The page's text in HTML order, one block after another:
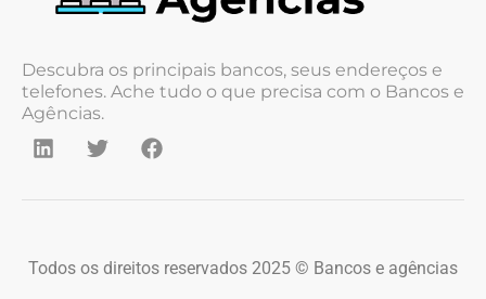
Descubra os principais bancos, seus endereços e
telefones. Ache tudo o que precisa com o Bancos e
Agências.
Todos os direitos reservados 2025 © Bancos e agências